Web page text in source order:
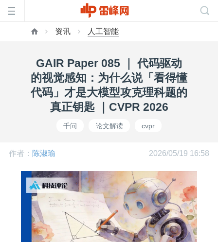
页
公
开
资讯 人工智能
GAIR Paper 085 ｜ 代码驱动
的视觉感知：为什么说「看得懂
代码」才是大模型攻克理科题的
真正钥匙 ｜CVPR 2026
千问 论文解读 cvpr
作者： 陈淑瑜 2026/05/19 16:58